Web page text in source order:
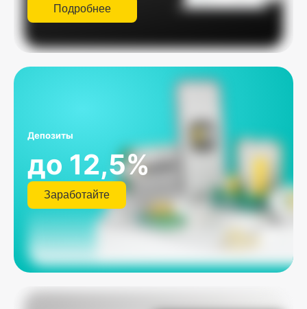
Подробнее
Депозиты
до 12,5%
Заработайте